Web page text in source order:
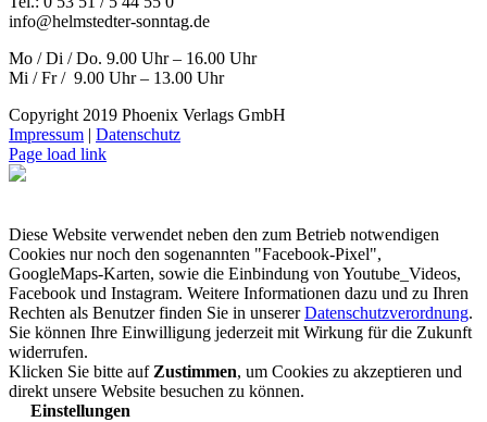
info@helmstedter-sonntag.de
Mo / Di / Do. 9.00 Uhr – 16.00 Uhr
Mi / Fr / 9.00 Uhr – 13.00 Uhr
Copyright 2019 Phoenix Verlags GmbH
Impressum | Datenschutz
Page load link
Diese Website verwendet neben den zum Betrieb notwendigen
Cookies nur noch den sogenannten "Facebook-Pixel",
GoogleMaps-Karten, sowie die Einbindung von Youtube_Videos,
Facebook und Instagram. Weitere Informationen dazu und zu Ihren
Rechten als Benutzer finden Sie in unsererDatenschutzverordnung.
Sie können Ihre Einwilligung jederzeit mit Wirkung für die Zukunft
widerrufen.
Klicken Sie bitte aufZustimmen, um Cookies zu akzeptieren und
direkt unsere Website besuchen zu können.
Einstellungen